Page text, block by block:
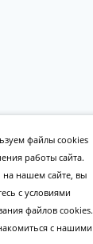
файлы cookies
работы сайта.
на нашем сайте, вы
с условиями
файлов cookies.
с нашими